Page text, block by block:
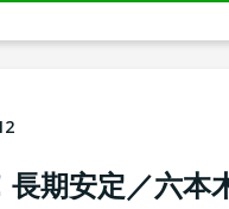
長期安定／六